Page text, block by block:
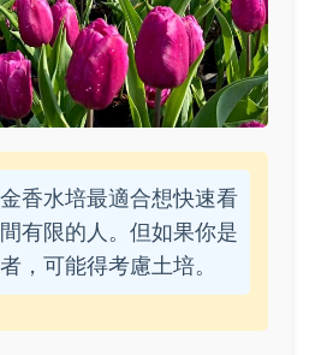
香水培最適合想快速看
有限的人。但如果你是
，可能得考慮土培。